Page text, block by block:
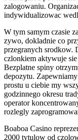
zalogowaniu.
indywidualizowac
W tym samym czasie
zywo, dokladnie co
przegranych srodkow.
czlonkiem aktywuje
Bezplatne spiny
depozytu.
prostu u ciebie my
godzinnego okresu
operator
rozlegly
Boaboa Casino
2000 tytulow od